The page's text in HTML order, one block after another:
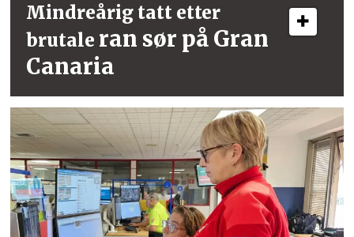
Mindreårig tatt etter
brutale ran sør på Gran
Canaria